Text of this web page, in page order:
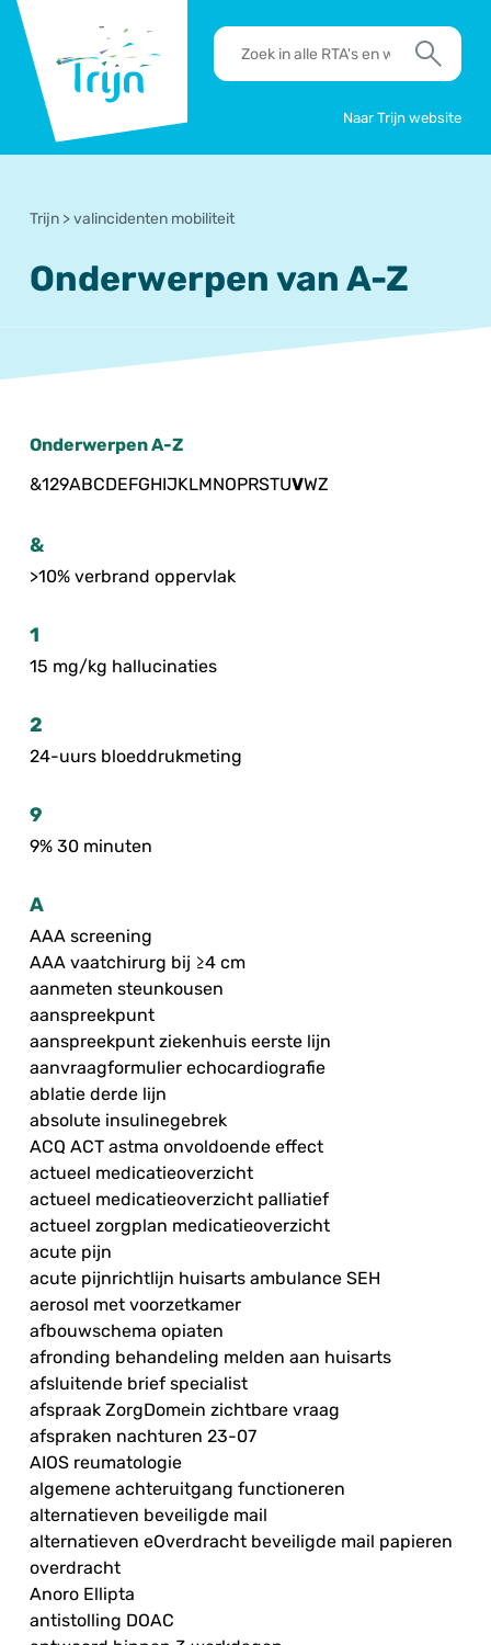
Trijn
RTA's
en
Zoek
Naar Trijn website
Trijn >valincidenten mobiliteit
Onderwerpen van A-Z
Onderwerpen A-Z
&129ABCDEFGHIJKLMNOPRSTUVWZ
&
>10% verbrand oppervlak
1
15 mg/kg hallucinaties
2
24-uurs bloeddrukmeting
9
9% 30 minuten
A
AAA screening
AAA vaatchirurg bij ≥4 cm
aanmeten steunkousen
aanspreekpunt
aanspreekpunt ziekenhuis eerste lijn
aanvraagformulier echocardiografie
ablatie derde lijn
absolute insulinegebrek
ACQ ACT astma onvoldoende effect
actueel medicatieoverzicht
actueel medicatieoverzicht palliatief
actueel zorgplan medicatieoverzicht
acute pijn
acute pijnrichtlijn huisarts ambulance SEH
aerosol met voorzetkamer
afbouwschema opiaten
afronding behandeling melden aan huisarts
afsluitende brief specialist
afspraak ZorgDomein zichtbare vraag
afspraken nachturen 23-07
AIOS reumatologie
algemene achteruitgang functioneren
alternatieven beveiligde mail
alternatieven eOverdracht beveiligde mail papieren
overdracht
Anoro Ellipta
antistolling DOAC